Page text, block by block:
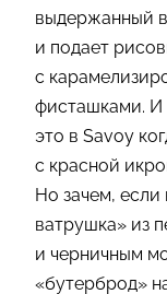
выдержанный
и подает
с
фисташками. И
это в Savoy
с красной
Но зачем,
ватрушка» из
и черничным
«бутерброд»